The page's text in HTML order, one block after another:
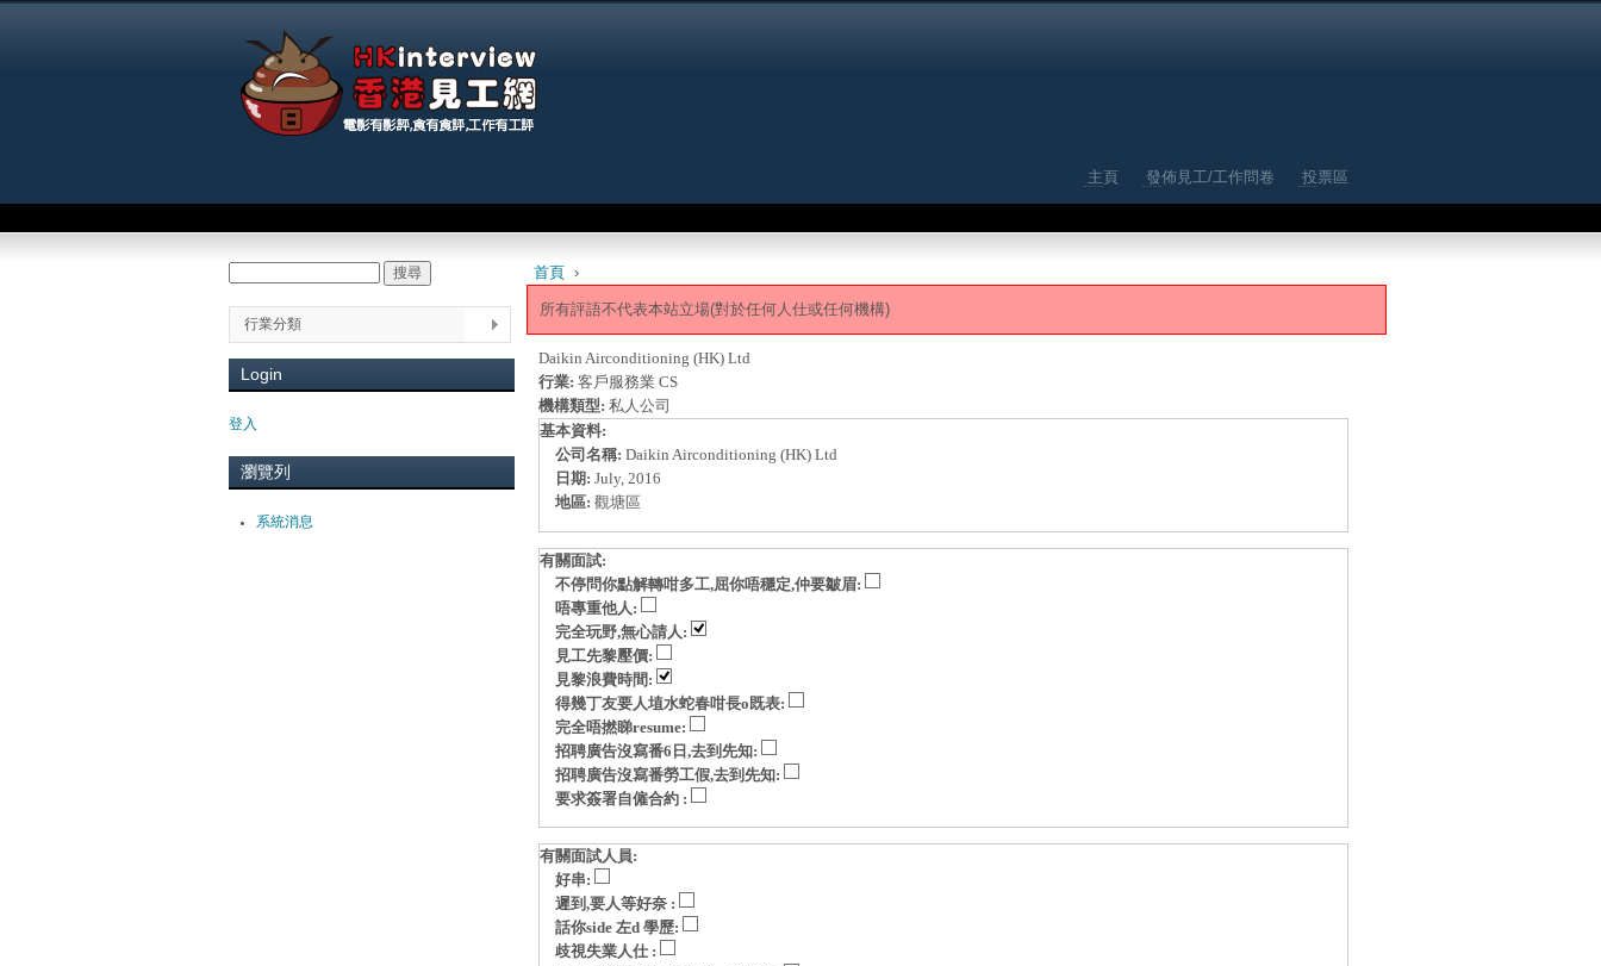
主頁 發佈見工/工作問卷 投票區
首頁›
所有評語不代表本站立場(對於任何人仕或任何機構)
Daikin Airconditioning (HK) Ltd
行業: 客戶服務業 CS
機構類型: 私人公司
基本資料:
公司名稱: Daikin Airconditioning (HK) Ltd
日期: July, 2016
地區: 觀塘區
有關面試:
不停問你點解轉咁多工,屈你唔穩定,仲要皺眉:
唔專重他人:
完全玩野,無心請人:
見工先黎壓價:
見黎浪費時間:
得幾丁友要人埴水蛇春咁長o既表:
完全唔撚睇resume:
招聘廣告沒寫番6日,去到先知:
招聘廣告沒寫番勞工假,去到先知:
要求簽署自僱合約 :
有關面試人員:
好串:
遲到,要人等好奈 :
話你side 左d 學歷:
歧視失業人仕 :
行業分類
Login
登入
瀏覽列
系統消息